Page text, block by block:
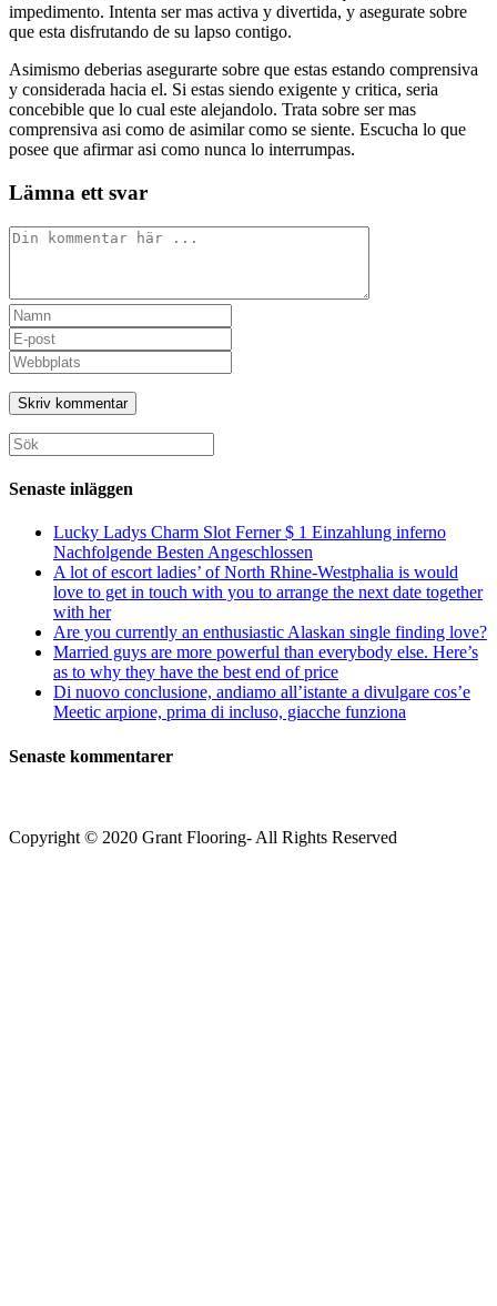
impedimento. Intenta ser mas activa y divertida, y asegurate sobre
que esta disfrutando de su lapso contigo.
Asimismo deberias asegurarte sobre que estas estando comprensiva
y considerada hacia el. Si estas siendo exigente y critica, seri­a
concebible que lo cual este alejandolo. Trata sobre ser mas
comprensiva asi­ como de asimilar como se siente. Escucha lo que
posee que afirmar asi­ como nunca lo interrumpas.
Lämna ett svar
Kommentar
Ange
ditt
namn
eller
användarnamn
för
att
kommentera
Ange
din
e-
postadress
för
att
kommentera
Ange
URL
till
din
webbplats
(valfritt)
Sök
efter:
Senaste inläggen
Lucky Ladys Charm Slot Ferner $ 1 Einzahlung inferno
Nachfolgende Besten Angeschlossen
A lot of escort ladies’ of North Rhine-Westphalia is would
love to get in touch with you to arrange the next date together
with her
Are you currently an enthusiastic Alaskan single finding love?
Married guys are more powerful than everybody else. Here’s
as to why they have the best end of price
Di nuovo conclusione, andiamo all’istante a divulgare cos’e
Meetic arpione, prima di incluso, giacche funziona
Senaste kommentarer
Copyright © 2020 Grant Flooring- All Rights Reserved